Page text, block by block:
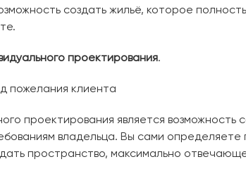
создать жильё, которое
проектирования.
пожелания клиента
проектирования является возможность
владельца. Вы сами определяете
пространство, максимально